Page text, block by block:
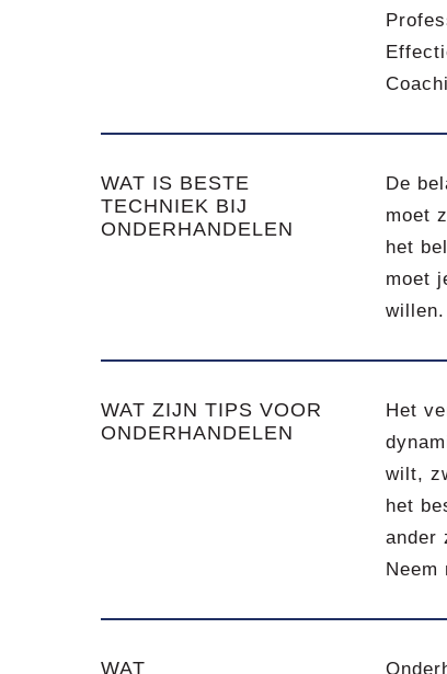
WAT IS BESTE
TECHNIEK BIJ
ONDERHANDELEN
De
moet
het
moet
WAT ZIJN TIPS VOOR
ONDERHANDELEN
Het
wilt,
het
ander
Neem
WAT